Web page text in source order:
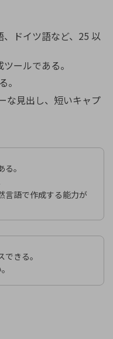
ドイツ語など、25 以
ールである。
。
な見出し、短いキャプ
。
言語で作成する能力が
きる。